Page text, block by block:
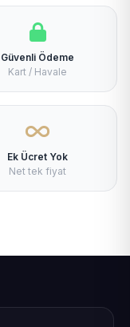
Güvenli Ödeme
Kart / Havale
Ek Ücret Yok
Net tek fiyat